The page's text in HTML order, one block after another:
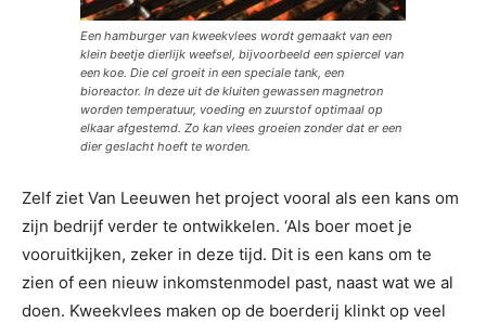
Een hamburger van kweekvlees wordt gemaakt van een
klein beetje dierlijk weefsel, bijvoorbeeld een spiercel van
een koe. Die cel groeit in een speciale tank, een
bioreactor. In deze uit de kluiten gewassen magnetron
worden temperatuur, voeding en zuurstof optimaal op
elkaar afgestemd. Zo kan vlees groeien zonder dat er een
dier geslacht hoeft te worden.
Zelf ziet Van Leeuwen het project vooral als een kans om
zijn bedrijf verder te ontwikkelen. ‘Als boer moet je
vooruitkijken, zeker in deze tijd. Dit is een kans om te
zien of een nieuw inkomstenmodel past, naast wat we al
doen. Kweekvlees maken op de boerderij klinkt op veel